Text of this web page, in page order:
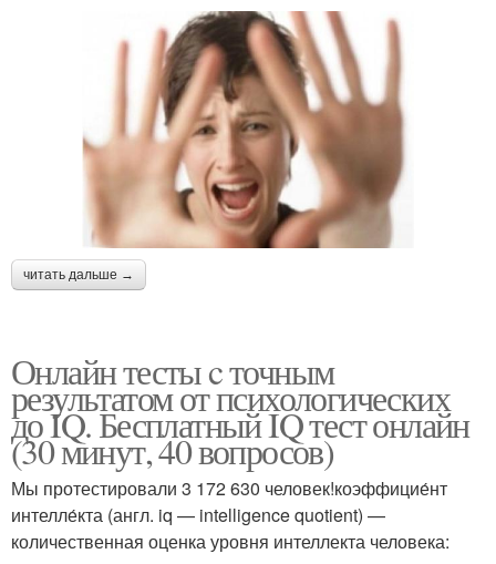
читать дальше →
Онлайн тесты c точным
результатом от психологических
до IQ. Бесплатный IQ тест онлайн
(30 минут, 40 вопросов)
Мы протестировали 3 172 630 человек!коэффицие́нт
интелле́кта (англ. iq — intelligence quotient) —
количественная оценка уровня интеллекта человека: